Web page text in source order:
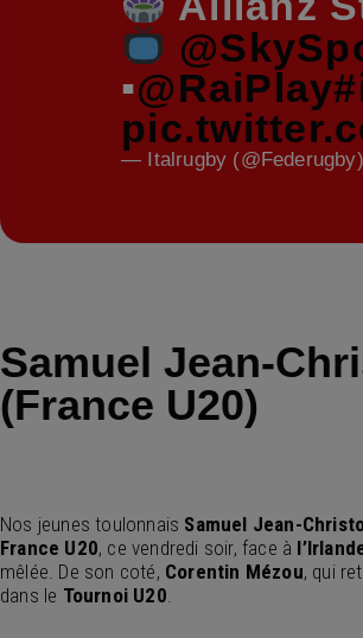
▪@RaiPlay
— Italrugby (@Federugby)
Samuel Jean-
(France U20)
Nos jeunes toulonnais Samuel Jean-
France U20, ce vendredi soir, face à
mêlée. De son coté, Corentin Mézou, qui
dans le Tournoi U20.